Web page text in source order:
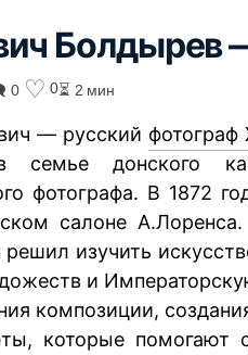
Болдырев
0 ♡ 0⏳ 2 мин
— русский фотограф
семье донского
фотографа. В 1872
салоне
изучить
и
композиции,
которые помогают